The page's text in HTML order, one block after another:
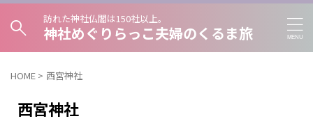
訪れた神社仏閣は150社以上。
神社めぐりらっこ夫婦のくるま旅
HOME > 西宮神社
西宮神社